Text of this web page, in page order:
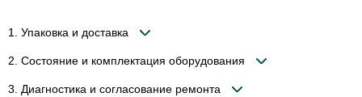
1. Упаковка и доставка
2. Состояние и комплектация оборудования
3. Диагностика и согласование ремонта